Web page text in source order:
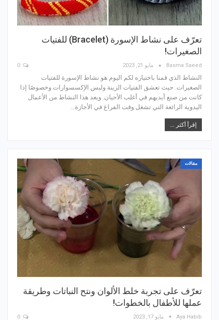
تعرّف على نشاط الإسورة (Bracelet) للفتيات
الصغيرات!
Basma Saeed مايو 21, 2023
النشاط الذي قمنا باختياره لكم اليوم هو نشاط الإسورة للفتيات
الصغيرات. حيث تعشق الفتيات الزينة ولبس الإكسسوارات وخصوصًا إذا
كانت من صنع أيديهم في أغلب الأحيان. ويعد هذا النشاط من الأعمال
اليدوية الرائعة التي تشغل وقت الفراغ في الأجازة…
إقرأ أكثر ...
مقالات
تعرّف على تجربة خلط الألوان ونتح النباتات وطريقة
عملها للأطفال بالخطوات!
Aya Habib مايو 17, 2023